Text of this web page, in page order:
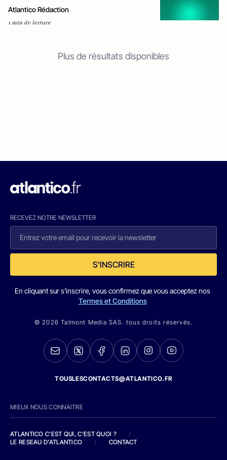
Atlantico Rédaction
1 min de lecture
Plus de résultats disponibles
RECEVEZ NOTRE NEWSLETTER
S'INSCRIRE
En cliquant sur s'inscrire, vous confirmez que vous acceptez nos
Termes et Conditions
© 2026 Talmont Media SAS. tous droits réservés.
TOUSLESCONTACTS@ATLANTICO.FR
MIEUX NOUS CONNAITRE
ATLANTICO C'EST QUI, C'EST QUOI ?
/
LE RESEAU D'ATLANTICO
/ CONTACT